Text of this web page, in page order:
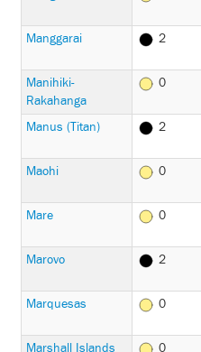
Manggarai
2
Manihiki-
Rakahanga
0
Manus (Titan)
2
Maohi
0
Mare
0
Marovo
2
Marquesas
0
Marshall Islands
0